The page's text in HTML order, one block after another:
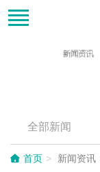
全部新闻
首页 新闻资讯